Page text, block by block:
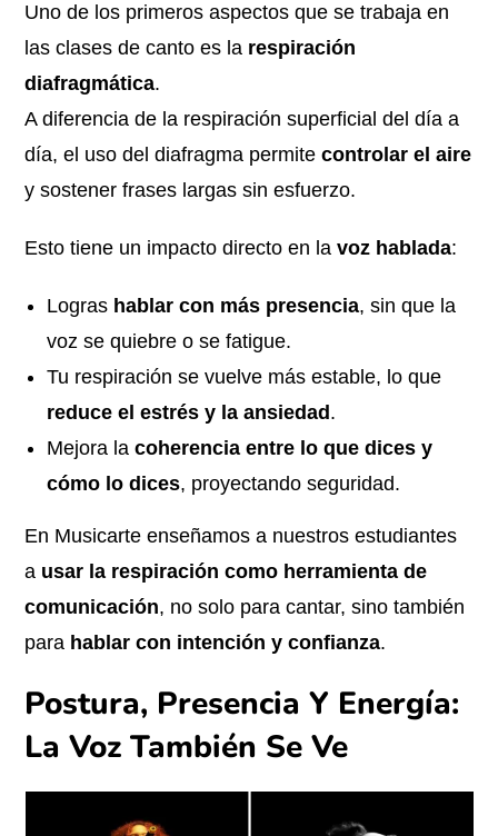
Uno de los primeros aspectos que se trabaja en
las clases de canto es la respiración
diafragmática.
A diferencia de la respiración superficial del día a
día, el uso del diafragma permitecontrolar el aire
y sostener frases largas sin esfuerzo.
Esto tiene un impacto directo en lavoz hablada:
Logras hablar con más presencia, sin que la
voz se quiebre o se fatigue.
Tu respiración se vuelve más estable, lo que
reduce el estrés y la ansiedad .
Mejora lacoherencia entre lo que dices y
cómo lo dices, proyectando seguridad.
En Musicarte enseñamos a nuestros estudiantes
a usar la respiración como herramienta de
comunicación, no solo para cantar, sino también
para hablar con intención y confianza.
Postura, Presencia Y Energía:
La Voz También Se Ve